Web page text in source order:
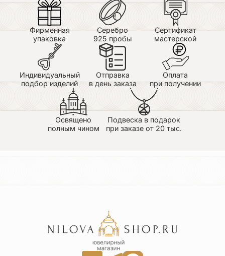
Фирменная
упаковка
Серебро
925 пробы
Сертификат
мастерской
Индивидуальный
подбор изделий
Отправка
в день заказа
Оплата
при получении
Освящено
полным чином
Подвеска в подарок
при заказе от 20 тыс.